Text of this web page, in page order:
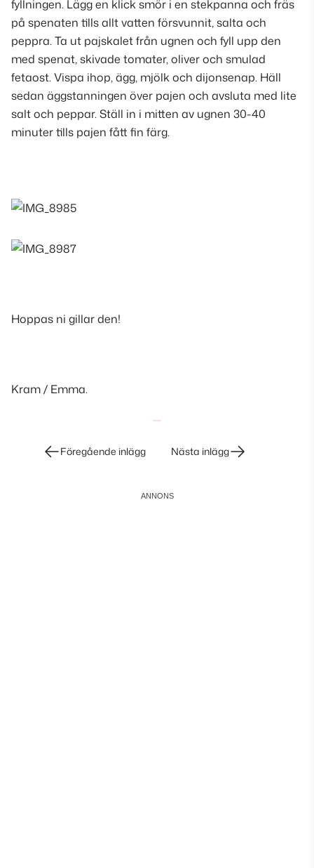
fyllningen. Lägg en klick smör i en stekpanna och fräs
på spenaten tills allt vatten försvunnit, salta och
peppra. Ta ut pajskalet från ugnen och fyll upp den
med spenat, skivade tomater, oliver och smulad
fetaost. Vispa ihop, ägg, mjölk och dijonsenap. Häll
sedan äggstanningen över pajen och avsluta med lite
salt och peppar. Ställ in i mitten av ugnen 30-40
minuter tills pajen fått fin färg.
Hoppas ni gillar den!
Kram / Emma.
InläggsnavigeringFöregående inlägg Nästa inlägg